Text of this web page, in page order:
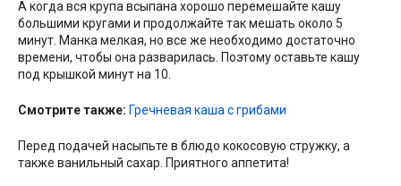
А когда вся крупа всыпана хорошо перемешайте кашу
большими кругами и продолжайте так мешать около 5
минут. Манка мелкая, но все же необходимо достаточно
времени, чтобы она разварилась. Поэтому оставьте кашу
под крышкой минут на 10.
Смотрите также: Гречневая каша с грибами
Перед подачей насыпьте в блюдо кокосовую стружку, а
также ванильный сахар. Приятного аппетита!